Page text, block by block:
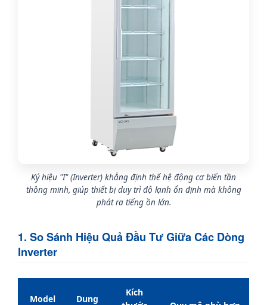
Ký hiệu "I" (Inverter) khẳng định thế hệ động cơ biến tần
thông minh, giúp thiết bị duy trì độ lạnh ổn định mà không
phát ra tiếng ồn lớn.
1. So Sánh Hiệu Quả Đầu Tư Giữa Các Dòng
Inverter
Model
Dung
Kích